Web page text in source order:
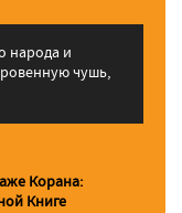
народа и
чушь,
Корана:
Книге